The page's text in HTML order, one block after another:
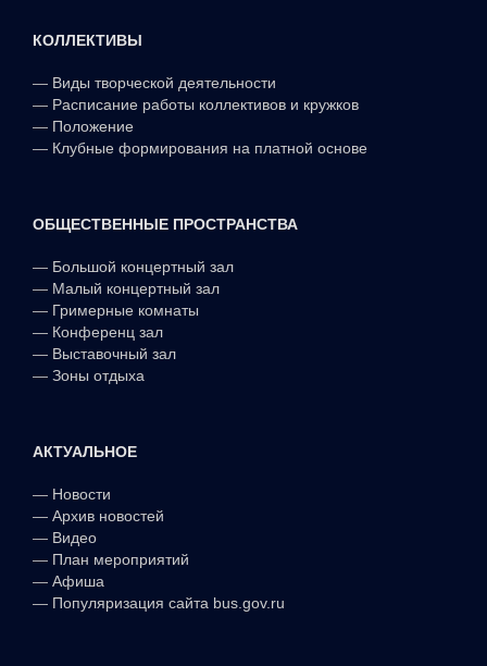
КОЛЛЕКТИВЫ
— Виды творческой деятельности
— Расписание работы коллективов и кружков
— Положение
— Клубные формирования на платной основе
ОБЩЕСТВЕННЫЕ ПРОСТРАНСТВА
— Большой концертный зал
— Малый концертный зал
— Гримерные комнаты
— Конференц зал
— Выставочный зал
— Зоны отдыха
АКТУАЛЬНОЕ
— Новости
— Архив новостей
— Видео
— План мероприятий
— Афиша
— Популяризация сайта bus.gov.ru